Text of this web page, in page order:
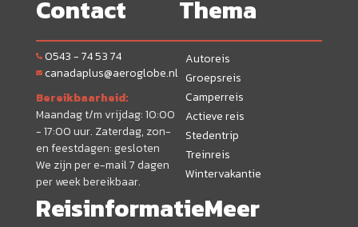
Contact
0543 - 74 53 74
canadaplus@aeroglobe.nl
Bereikbaarheid:
Maandag t/m vrijdag: 10:00
- 17:00 uur. Zaterdag, zon-
en feestdagen: gesloten
We zijn per e-mail 7 dagen
per week bereikbaar.
Thema
Autoreis
Groepsreis
Camperreis
Actieve reis
Stedentrip
Treinreis
Wintervakantie
ReisinformatieMeer